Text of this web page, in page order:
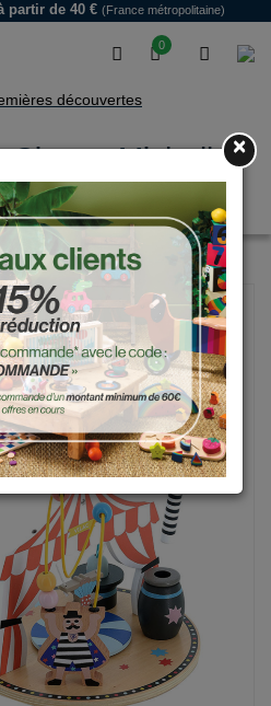
0
partir de 40 € (France métropolitaine)
découvertes
Circus- Michelle×